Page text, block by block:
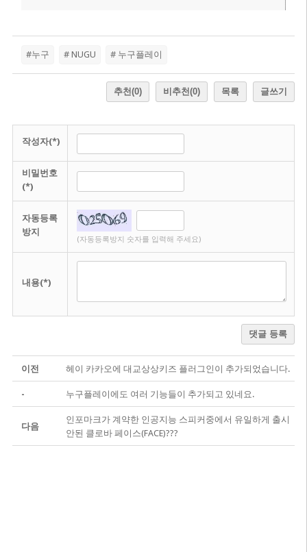
#누구 # NUGU # 누구플레이
추천(0) 비추천(0) 목록 글쓰기
작성자(*)
비밀번호
(*)
자동등록
방지
(자동등록방지 숫자를 입력해 주세요)
내용(*)
댓글 등록
이전 헤이 카카오에 대교상상키즈 플러그인이 추가되었습니다.
- 누구플레이에도 여러 기능들이 추가되고 있네요.
다음
인포마크가 계약한 인공지능 스피커중에서 유일하게 출시
안된 클로바 페이스(FACE)???